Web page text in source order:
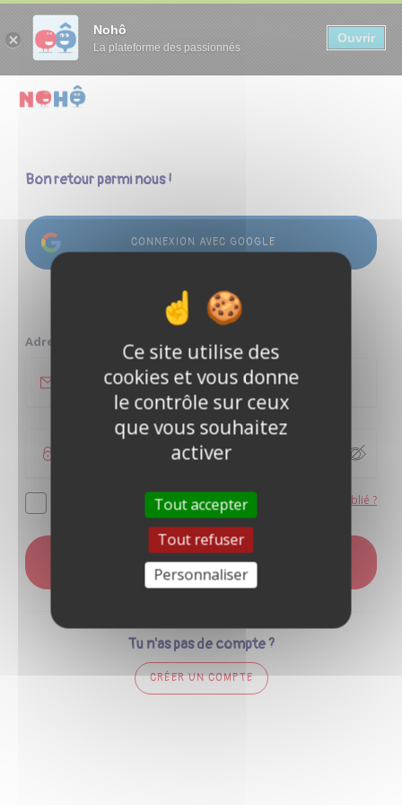
Nohô
La plateforme des passionnés
Ouvrir
Bon retour parmi nous !
CONNEXION AVEC GOOGLE
ou
Adresse e-mail
Se souvenir de moi Mot de passe oublié ?
CONNEXION
Tu n'as pas de compte ?
CRÉER UN COMPTE
Panneau de gestion des cookies
Ce site utilise des
cookies et vous donne
le contrôle sur ceux
que vous souhaitez
activer
Tout accepter
Tout refuser
Personnaliser